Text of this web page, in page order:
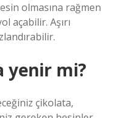
olmasına rağmen
açabilir. Aşırı
yenir mi?
çikolata,